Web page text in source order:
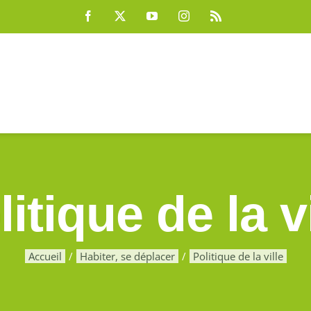
Facebook YouTubeInstagram
de la
Accueil Habiter, se déplacer Politique de la ville